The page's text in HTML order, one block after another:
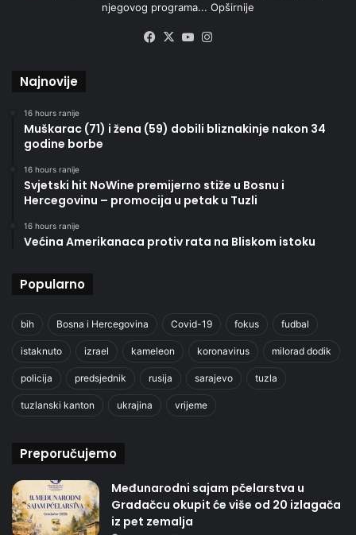
njegovog programa... Opširnije
Facebook
X YouTube
Najnovije
16 hours ranije
Muškarac (71) i žena (59) dobili bliznakinje nakon 34
godine borbe
16 hours ranije
Svjetski hit NoWine premijerno stiže u Bosnu i
Hercegovinu – promocija u petak u Tuzli
16 hours ranije
Većina Amerikanaca protiv rata na Bliskom istoku
Popularno
bih Bosna i Hercegovina Covid-19 fokus fudbal
istaknuto izrael kameleon koronavirus milorad dodik
policija predsjednik rusija sarajevo tuzla
tuzlanski kanton ukrajina vrijeme
Preporučujemo
Međunarodni sajam pčelarstva u
Gradačcu okupit će više od 20 izlagača
iz pet zemalja